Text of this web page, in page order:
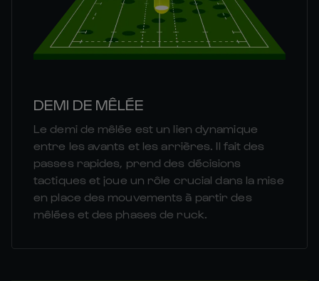
DEMI DE MÊLÉE
Le demi de mêlée est un lien dynamique
entre les avants et les arrières. Il fait des
passes rapides, prend des décisions
tactiques et joue un rôle crucial dans la mise
en place des mouvements à partir des
mêlées et des phases de ruck.